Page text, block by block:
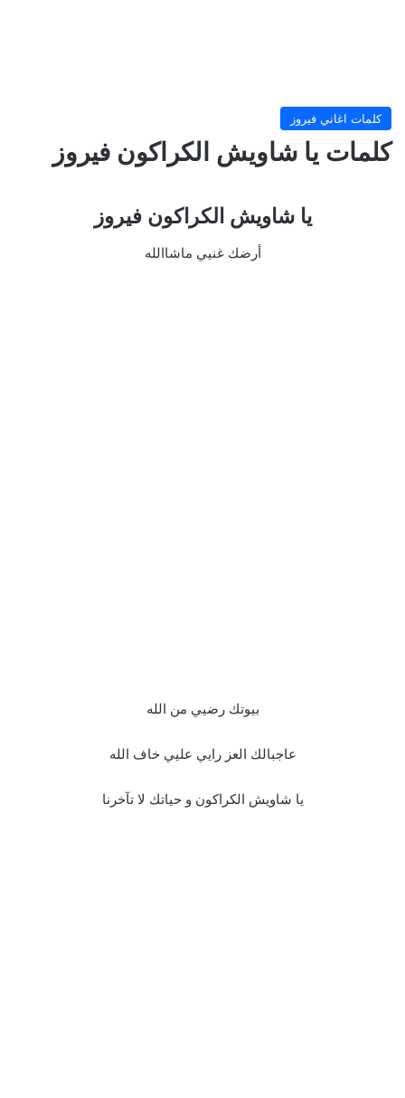
كلمات اغاني فيروز
كلمات يا شاويش الكراكون فيروز
يا شاويش الكراكون فيروز
أرضك غنيي ماشاالله
بيوتك رضيي من الله
عاجبالك العز رايي عليي خاف الله
يا شاويش الكراكون و حياتك لا تآخرنا